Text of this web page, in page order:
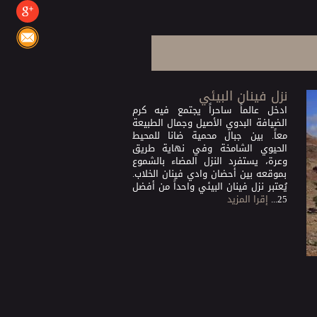
نزل فينان البيئي
ادخل عالماً ساحراً يجتمع فيه كرم
الضيافة البدوي الأصيل وجمال الطبيعة
معاً. بين جبال محمية ضانا للمحيط
الحيوي الشامخة وفي نهاية طريق
وعرة، يستفرد النزل المضاء بالشموع
بموقعه بين أحضان وادي فينان الخلاب.
يُعتبر نزل فينان البيئي واحداً من أفضل
25... إقرا المزيد